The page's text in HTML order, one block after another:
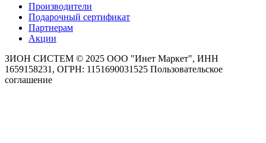
Производители
Подарочный сертификат
Партнерам
Акции
ЗИОН СИСТЕМ © 2025 ООО "Инет Маркет", ИНН
1659158231, ОГРН: 1151690031525 Пользовательское
соглашение